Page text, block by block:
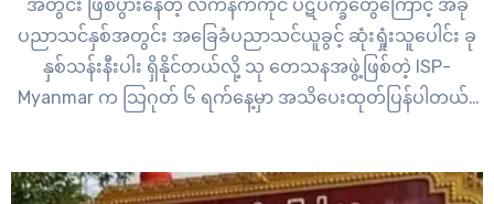
အတွင်း ဖြစ်ပွားနေတဲ့ လက်နက်ကိုင် ပဋိပက္ခတွေကြောင့် အခု
ပညာသင်နှစ်အတွင်း အခြေခံပညာသင်ယူခွင့် ဆုံးရှုံးသူပေါင်း ခု
နှစ်သန်းနီးပါး ရှိနိုင်တယ်လို့ သု တေသနအဖွဲ့ဖြစ်တဲ့ ISP-
Myanmar က သြဂုတ် ၆ ရက်နေ့မှာ အသိပေးထုတ်ပြန်ပါတယ်။